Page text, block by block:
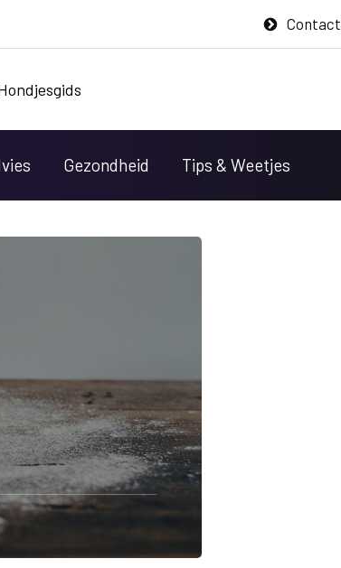
Contact
Gezondheid Tips & Weetjes